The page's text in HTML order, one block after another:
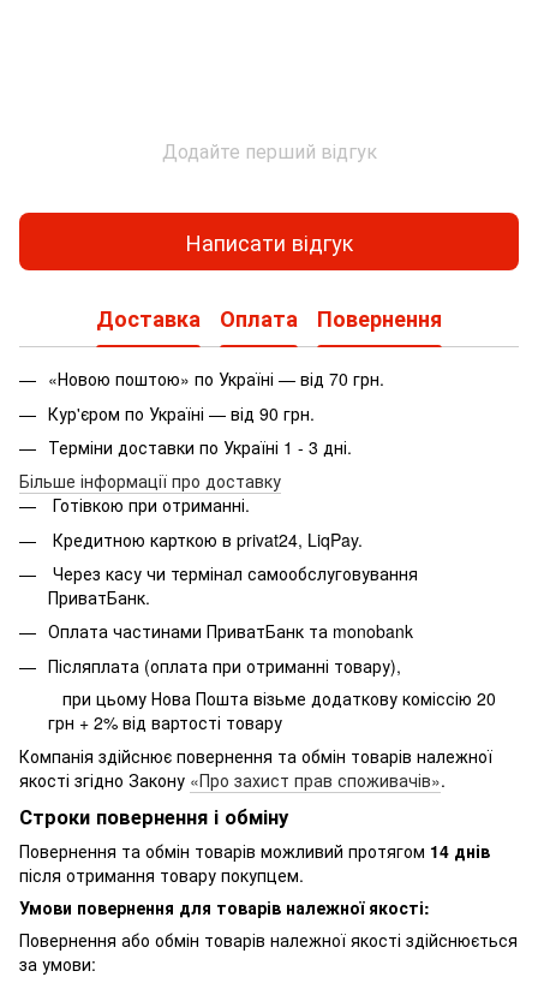
Додайте перший відгук
Написати відгук
Доставка Оплата Повернення
«Новою поштою» по Україні — від 70 грн.
Кур'єром по Україні — від 90 грн.
Терміни доставки по Україні 1 - 3 дні.
Більше інформації про доставку
Готівкою при отриманні.
Кредитною карткою в privat24, LiqPay.
Через касу чи термінал самообслуговування
ПриватБанк.
Оплата частинами ПриватБанк та monobank
Післяплата (оплата при отриманні товару),
при цьому Нова Пошта візьме додаткову коміссію 20
грн + 2% від вартості товару
Компанія здійснює повернення та обмін товарів належної
якості згідно Закону «Про захист прав споживачів».
Строки повернення і обміну
Повернення та обмін товарів можливий протягом 14 днів
після отримання товару покупцем.
Умови повернення для товарів належної якості:
Повернення або обмін товарів належної якості здійснюється
за умови: